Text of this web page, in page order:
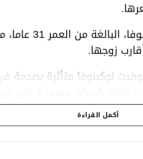
وعثر على المرأة،
زوجها.
نوكينوفا متأثرة بصدمة
أكمل القراءة